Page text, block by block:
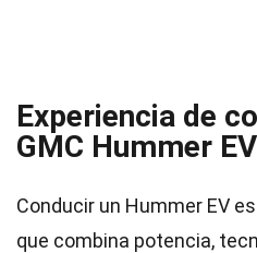
Experiencia de
GMC Hummer EV
Conducir un Hummer EV
que combina potencia,